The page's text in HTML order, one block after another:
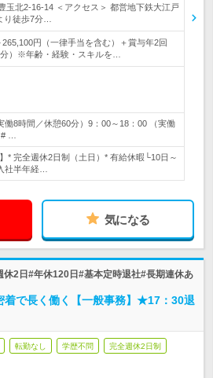
玉北2-16-14 ＜アクセス＞ 都営地下鉄大江戸
り徒歩7分…
円（一律手当を含む）＋賞与年2回
分）※年齢・経験・スキルを…
働8時間／休憩60分）9：00～18：00 （実働
…
* 完全週休2日制（土日）* 有給休暇└10日～
社半年経…
気になる
休2日#年休120日#基本定時退社#長期連休あ
着で長く働く【一般事務】★17：30退
転勤なし 学歴不問 完全週休2日制